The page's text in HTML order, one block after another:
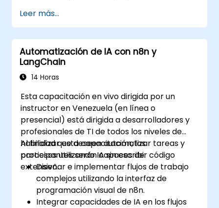
de email marketing y CRMs.
Construir procesos automatizados para
el seguimiento de campañas, monitoreo
de interacción y segmentación de
clientes.
Aplicar técnicas de automatización para
de marketing.
Leer más...
Automatización de IA con n8n y
LangChain
14 Horas
Esta capacitación en vivo dirigida por un
instructor en Venezuela (en línea o
presencial) está dirigida a desarrolladores y
profesionales de TI de todos los niveles de
habilidad que deseen automatizar tareas y
procesos utilizando IA sin escribir código
extensivo.
Al finalizar esta capacitación, los
participantes serán capaces de:
Diseñar e implementar flujos de trabajo
complejos utilizando la interfaz de
programación visual de n8n.
Integrar capacidades de IA en los flujos